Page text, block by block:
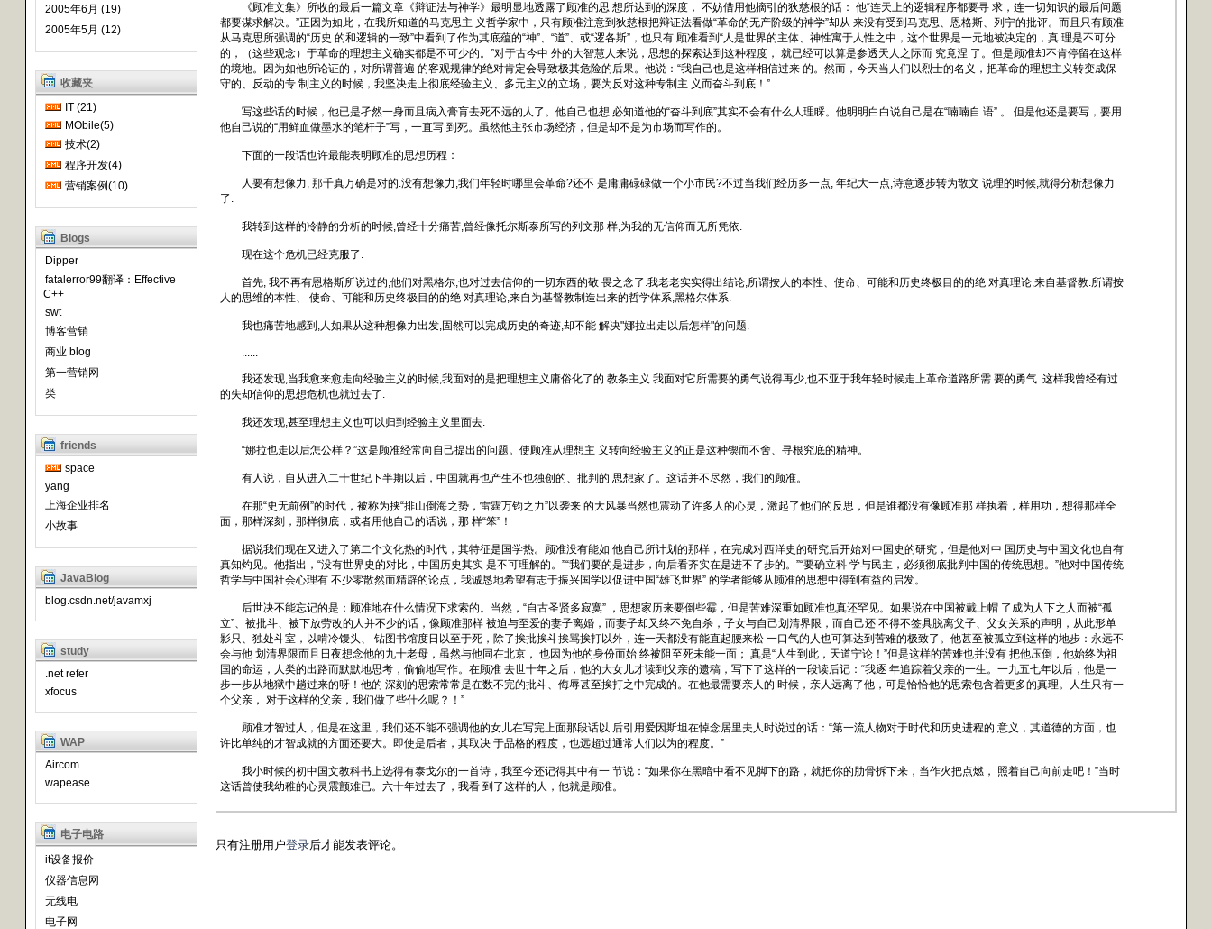
2005年6月 (19)
2005年5月 (12)
收藏夹
IT (21)
MObile(5)
技术(2)
程序开发(4)
营销案例(10)
Blogs
Dipper
fatalerror99翻译：Effective
C++
swt
博客营销
商业 blog
第一营销网
类
friends
space
yang
上海企业排名
小故事
JavaBlog
blog.csdn.net/javamxj
study
.net refer
xfocus
WAP
Aircom
wapease
电子电路
it设备报价
仪器信息网
无线电
电子网
《顾准文集》所收的最后一篇文章《辩证法与神学》最明显地透露了顾准的思 想所达到的深度， 不妨借用他摘引的狄慈根的话： 他“连天上的逻辑程序都要寻 求，连一切知识的最后问题
都要谋求解决。”正因为如此，在我所知道的马克思主 义哲学家中，只有顾准注意到狄慈根把辩证法看做“革命的无产阶级的神学”却从 来没有受到马克思、恩格斯、列宁的批评。而且只有顾准
从马克思所强调的“历史 的和逻辑的一致”中看到了作为其底蕴的“神”、“道”、或“逻各斯”，也只有 顾准看到“人是世界的主体、神性寓于人性之中，这个世界是一元地被决定的，真 理是不可分
的，（这些观念）于革命的理想主义确实都是不可少的。”对于古今中 外的大智慧人来说，思想的探索达到这种程度， 就已经可以算是参透天人之际而 究竟涅 了。但是顾准却不肯停留在这样
的境地。因为如他所论证的，对所谓普遍 的客观规律的绝对肯定会导致极其危险的后果。他说：“我自己也是这样相信过来 的。然而，今天当人们以烈士的名义，把革命的理想主义转变成保
守的、反动的专 制主义的时候，我坚决走上彻底经验主义、多元主义的立场，要为反对这种专制主 义而奋斗到底！”
写这些话的时候，他已是孑然一身而且病入膏肓去死不远的人了。他自己也想 必知道他的“奋斗到底”其实不会有什么人理睬。他明明白白说自己是在“喃喃自 语” 。 但是他还是要写，要用
他自己说的“用鲜血做墨水的笔杆子”写，一直写 到死。虽然他主张市场经济，但是却不是为市场而写作的。
下面的一段话也许最能表明顾准的思想历程：
人要有想像力, 那千真万确是对的.没有想像力,我们年轻时哪里会革命?还不 是庸庸碌碌做一个小市民?不过当我们经历多一点, 年纪大一点,诗意逐步转为散文 说理的时候,就得分析想像力
了.
我转到这样的冷静的分析的时候,曾经十分痛苦,曾经像托尔斯泰所写的列文那 样,为我的无信仰而无所凭依.
现在这个危机已经克服了.
首先, 我不再有恩格斯所说过的,他们对黑格尔,也对过去信仰的一切东西的敬 畏之念了.我老老实实得出结论,所谓按人的本性、使命、可能和历史终极目的的绝 对真理论,来自基督教.所谓按
人的思维的本性、 使命、可能和历史终极目的的绝 对真理论,来自为基督教制造出来的哲学体系,黑格尔体系.
我也痛苦地感到,人如果从这种想像力出发,固然可以完成历史的奇迹,却不能 解决"娜拉出走以后怎样"的问题.
......
我还发现,当我愈来愈走向经验主义的时候,我面对的是把理想主义庸俗化了的 教条主义.我面对它所需要的勇气说得再少,也不亚于我年轻时候走上革命道路所需 要的勇气. 这样我曾经有过
的失却信仰的思想危机也就过去了.
我还发现,甚至理想主义也可以归到经验主义里面去.
“娜拉也走以后怎公样？”这是顾准经常向自己提出的问题。使顾准从理想主 义转向经验主义的正是这种锲而不舍、寻根究底的精神。
有人说，自从进入二十世纪下半期以后，中国就再也产生不也独创的、批判的 思想家了。这话并不尽然，我们的顾准。
在那“史无前例”的时代，被称为挟“排山倒海之势，雷霆万钧之力”以袭来 的大风暴当然也震动了许多人的心灵，激起了他们的反思，但是谁都没有像顾准那 样执着，样用功，想得那样全
面，那样深刻，那样彻底，或者用他自己的话说，那 样“笨”！
据说我们现在又进入了第二个文化热的时代，其特征是国学热。顾准没有能如 他自己所计划的那样，在完成对西洋史的研究后开始对中国史的研究，但是他对中 国历史与中国文化也自有
真知灼见。他指出，“没有世界史的对比，中国历史其实 是不可理解的。”“我们要的是进步，向后看齐实在是进不了步的。”“要确立科 学与民主，必须彻底批判中国的传统思想。”他对中国传统
哲学与中国社会心理有 不少零散然而精辟的论点，我诚恳地希望有志于振兴国学以促进中国“雄飞世界” 的学者能够从顾准的思想中得到有益的启发。
后世决不能忘记的是：顾准地在什么情况下求索的。当然，“自古圣贤多寂寞” ，思想家历来要倒些霉，但是苦难深重如顾准也真还罕见。如果说在中国被戴上帽 了成为人下之人而被“孤
立”、被批斗、被下放劳改的人并不少的话，像顾准那样 被迫与至爱的妻子离婚，而妻子却又终不免自杀，子女与自己划清界限，而自己还 不得不签具脱离父子、父女关系的声明，从此形单
影只、独处斗室，以啃冷馒头、 钻图书馆度日以至于死，除了挨批挨斗挨骂挨打以外，连一天都没有能直起腰来松 一口气的人也可算达到苦难的极致了。他甚至被孤立到这样的地步：永远不
会与他 划清界限而且日夜想念他的九十老母，虽然与他同在北京， 也因为他的身份而始 终被阻至死未能一面； 真是“人生到此，天道宁论！”但是这样的苦难也并没有 把他压倒，他始终为祖
国的命运，人类的出路而默默地思考，偷偷地写作。在顾准 去世十年之后，他的大女儿才读到父亲的遗稿，写下了这样的一段读后记：“我逐 年追踪着父亲的一生。一九五七年以后，他是一
步一步从地狱中趟过来的呀！他的 深刻的思索常常是在数不完的批斗、侮辱甚至挨打之中完成的。在他最需要亲人的 时候，亲人远离了他，可是恰恰他的思索包含着更多的真理。人生只有一
个父亲， 对于这样的父亲，我们做了些什么呢？！”
顾准才智过人，但是在这里，我们还不能不强调他的女儿在写完上面那段话以 后引用爱因斯坦在悼念居里夫人时说过的话：“第一流人物对于时代和历史进程的 意义，其道德的方面，也
许比单纯的才智成就的方面还要大。即使是后者，其取决 于品格的程度，也远超过通常人们以为的程度。”
我小时候的初中国文教科书上选得有泰戈尔的一首诗，我至今还记得其中有一 节说：“如果你在黑暗中看不见脚下的路，就把你的肋骨拆下来，当作火把点燃， 照着自己向前走吧！”当时
这话曾使我幼稚的心灵震颤难已。六十年过去了，我看 到了这样的人，他就是顾准。
只有注册用户登录后才能发表评论。